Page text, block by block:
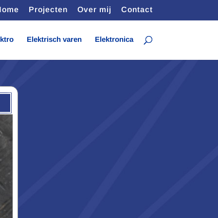
Projecten Over mij Contact
Elektrisch varen Elektronica